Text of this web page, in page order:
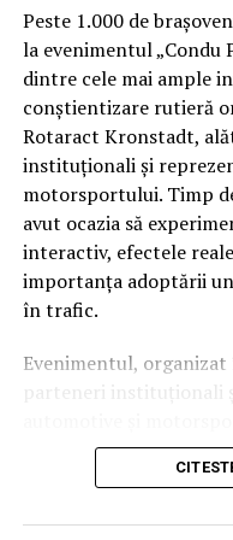
diverse.”, spune Ionuţ
Consultanţă fiscală şi
Pe lângă salarii, puţin
(53%) oferă bonusuri
Companiile care
retail conduc în
respectiv 73% dintre
sectoare tind să
performanţă, ca
În 2018, numărul de
beneficii cu impact
viaţa personală este
activităţi de
26% oferă
Acesta este modul în
Peste 1.000 de
la evenimentul „Condu
dintre cele mai ample
conștientizare rutieră
Rotaract Kronstadt,
instituționali și
motorsportului. Timp
avut ocazia să
interactiv, efectele
importanța adoptării
în trafic.
Evenimentul,
parteneri instituționali
principal
practică și accesibilă